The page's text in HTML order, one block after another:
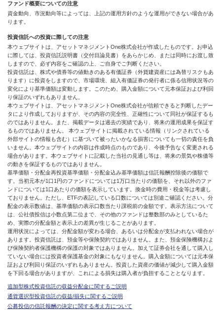
ファンド概要についての注意
資金動向、市況動向等によっては、上記の運用方針のような運用ができない場合があ
ります。
投資信託への投資に際しての注意
本ウェブサイトは、アセットマネジメントOne株式会社が作成したものです。お申込
に際しては、投資信託説明書（交付目論見書）をあらかじめ、または同時にお渡し致
しますので、必ず内容をご確認の上、ご自身でご判断ください。
投資信託は、株式や債券等の値動きのある有価証券（外貨建資産には為替リスクもあ
ります）に投資をしますので、市場環境、組入有価証券の発行者に係る信用状況等の
変化により基準価額は変動します。このため、購入金額について元本保証および利回
り保証のいずれもありません。
本ウェブサイトは、アセットマネジメントOne株式会社が信頼できると判断したデー
タにより作成しておりますが、その内容の完全性、正確性について同社が保証するも
のではありません。また、掲載データは過去の実績であり、将来の運用成果を保証す
るものではありません。 本ウェブサイトに掲載されている情報（リンクされている
外部サイトの情報も含む）に基づいて被ったいかなる損害についても一切の責任を負
いません。本ウェブサイトの内容は作成時点のものであり、今後予告なく変更される
場合があります。本ウェブサイトに記載した当社の見通し等は、将来の景気や株価等
の動きを保証するものではありません。
基準価額・分配金再投資基準価額・分配金込み基準価額は信託報酬控除後の価額で
す。当初元本が1口1円のファンドについては1万口当たりの価額を、それ以外のファ
ンドについては1口あたりの価額を表示しています。換金時の費用・税金等は考慮し
ておりません。ただし、ETFの表記している口数については別途ご確認ください。分
配金の表示数値は、基準価額の表示口数当たり課税前の金額です。表示方法について
は、公社債投信は小数点第二位まで、その他のファンドは整数部のみとしているた
め、実際の分配金額と表示上の差異が生じることがあります。
運用状況によっては、分配金額が変わる場合、あるいは分配金が支払われない場合が
あります。投資信託は、預金等や保険契約ではありません。また、預金保険機構およ
び保険契約者保護機構の保護の対象ではありません。加えて証券会社を通して購入し
ていない場合には投資者保護基金の対象にもなりません。購入金額については元本保
証および利回り保証のいずれもありません。投資した資産の価値が減少して購入金額
を下回る場合がありますが、これによる損失は購入者が負担することとなります。
追加型株式投資信託の収益分配金に関するご説明
通貨選択型投資信託の収益/損失に関するご説明
公募投信の信託報酬の決定に関する考え方について